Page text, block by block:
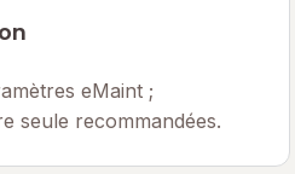
eMaint ;
seule recommandées.